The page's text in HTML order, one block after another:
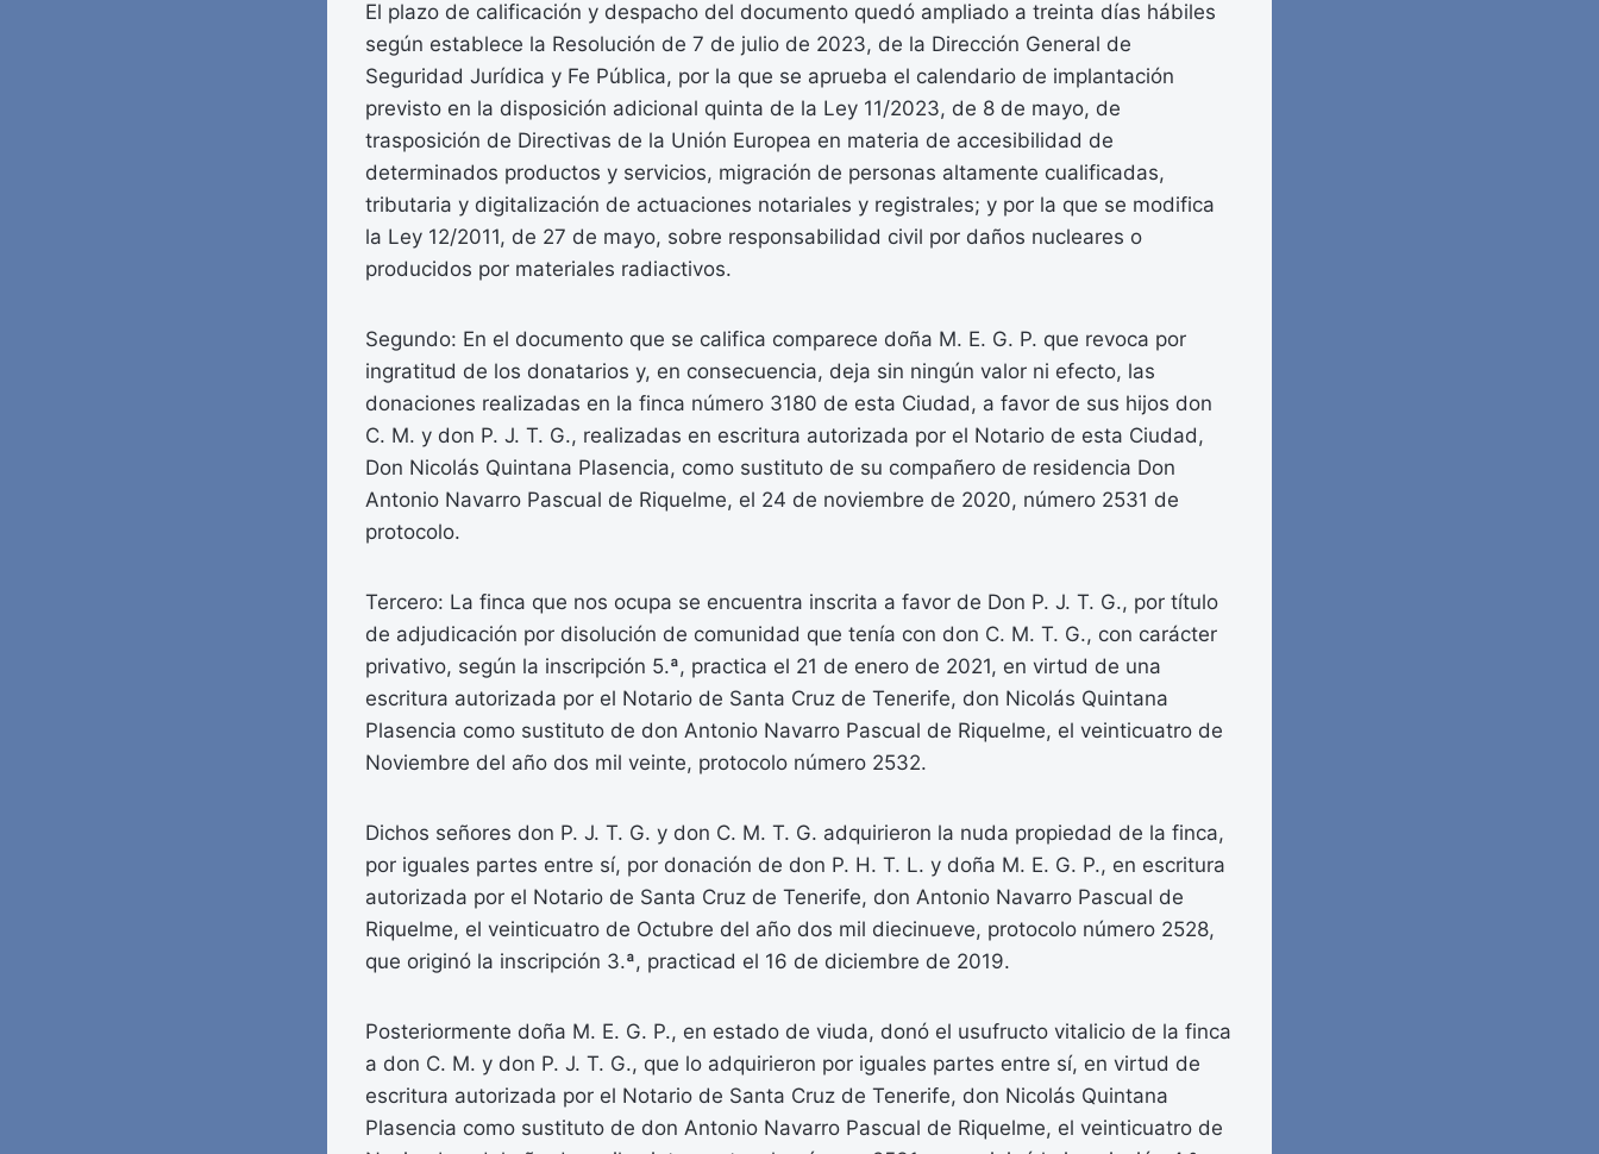
El plazo de calificación y despacho del documento quedó ampliado a treinta días hábiles
según establece la Resolución de 7 de julio de 2023, de la Dirección General de
Seguridad Jurídica y Fe Pública, por la que se aprueba el calendario de implantación
previsto en la disposición adicional quinta de la Ley 11/2023, de 8 de mayo, de
trasposición de Directivas de la Unión Europea en materia de accesibilidad de
determinados productos y servicios, migración de personas altamente cualificadas,
tributaria y digitalización de actuaciones notariales y registrales; y por la que se modifica
la Ley 12/2011, de 27 de mayo, sobre responsabilidad civil por daños nucleares o
producidos por materiales radiactivos.
Segundo: En el documento que se califica comparece doña M. E. G. P. que revoca por
ingratitud de los donatarios y, en consecuencia, deja sin ningún valor ni efecto, las
donaciones realizadas en la finca número 3180 de esta Ciudad, a favor de sus hijos don
C. M. y don P. J. T. G., realizadas en escritura autorizada por el Notario de esta Ciudad,
Don Nicolás Quintana Plasencia, como sustituto de su compañero de residencia Don
Antonio Navarro Pascual de Riquelme, el 24 de noviembre de 2020, número 2531 de
protocolo.
Tercero: La finca que nos ocupa se encuentra inscrita a favor de Don P. J. T. G., por título
de adjudicación por disolución de comunidad que tenía con don C. M. T. G., con carácter
privativo, según la inscripción 5.ª, practica el 21 de enero de 2021, en virtud de una
escritura autorizada por el Notario de Santa Cruz de Tenerife, don Nicolás Quintana
Plasencia como sustituto de don Antonio Navarro Pascual de Riquelme, el veinticuatro de
Noviembre del año dos mil veinte, protocolo número 2532.
Dichos señores don P. J. T. G. y don C. M. T. G. adquirieron la nuda propiedad de la finca,
por iguales partes entre sí, por donación de don P. H. T. L. y doña M. E. G. P., en escritura
autorizada por el Notario de Santa Cruz de Tenerife, don Antonio Navarro Pascual de
Riquelme, el veinticuatro de Octubre del año dos mil diecinueve, protocolo número 2528,
que originó la inscripción 3.ª, practicad el 16 de diciembre de 2019.
Posteriormente doña M. E. G. P., en estado de viuda, donó el usufructo vitalicio de la finca
a don C. M. y don P. J. T. G., que lo adquirieron por iguales partes entre sí, en virtud de
escritura autorizada por el Notario de Santa Cruz de Tenerife, don Nicolás Quintana
Plasencia como sustituto de don Antonio Navarro Pascual de Riquelme, el veinticuatro de